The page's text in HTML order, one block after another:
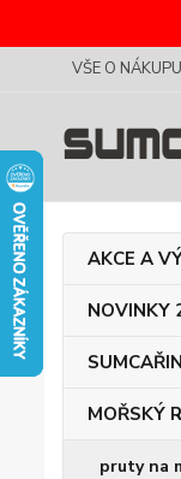
VŠE O NÁKUPU
AKCE A
NOVINKY
MOŘSKÝ
pruty na